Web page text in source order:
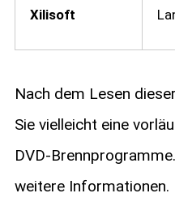
Xilisoft
Nach dem Lesen
Sie vielleicht eine
DVD-
weitere Informationen.